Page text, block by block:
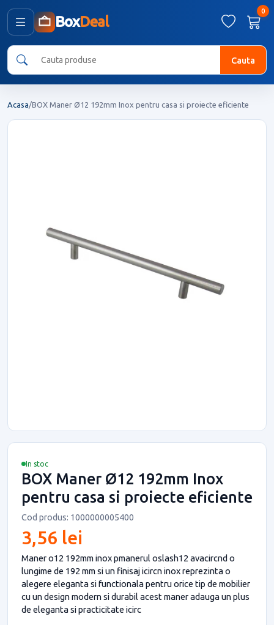
BoxDeal
0
Cauta
Acasa/BOX Maner Ø12 192mm Inox pentru casa si proiecte eficiente
In stoc
BOX Maner Ø12 192mm Inox
pentru casa si proiecte eficiente
Cod produs: 1000000005400
3,56 lei
Maner o12 192mm inox pmanerul oslash12 avacircnd o
lungime de 192 mm si un finisaj icircn inox reprezinta o
alegere eleganta si functionala pentru orice tip de mobilier
cu un design modern si durabil acest maner adauga un plus
de eleganta si practicitate icirc